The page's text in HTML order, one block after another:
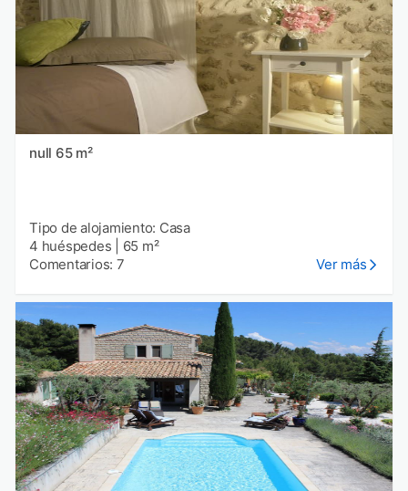
null 65 m²
Tipo de alojamiento: Casa
4 huéspedes
65 m²
Comentarios: 7
Ver más